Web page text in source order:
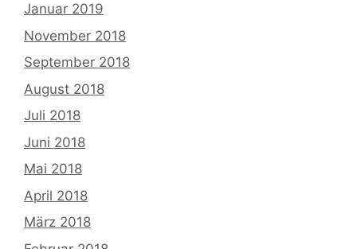
Januar 2019
November 2018
September 2018
August 2018
Juli 2018
Juni 2018
Mai 2018
April 2018
März 2018